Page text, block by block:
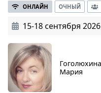
ОНЛАЙН ОЧНЫЙ
15-18 сентября 2026
Гоголюхина
Мария